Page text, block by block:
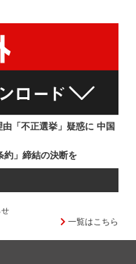
「不正選挙」疑惑に 中国
約」締結の決断を
一覧はこちら